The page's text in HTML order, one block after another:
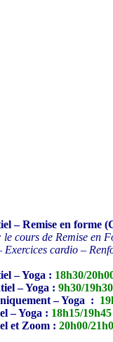
– Remise en forme
le cours de Remise en
Exercices cardio –
– Yoga : 18h30/
– Yoga : 9h30/19h30
– Yoga :
– Yoga : 18h15/19h45
et Zoom : 20h00/